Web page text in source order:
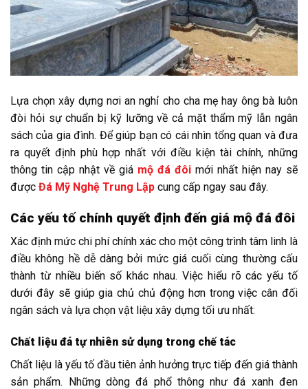
Lựa chọn xây dựng nơi an nghỉ cho cha mẹ hay ông bà luôn
đòi hỏi sự chuẩn bị kỹ lưỡng về cả mặt thẩm mỹ lẫn ngân
sách của gia đình. Để giúp bạn có cái nhìn tổng quan và đưa
ra quyết định phù hợp nhất với điều kiện tài chính, những
thông tin cập nhật về giá mộ đá đôi mới nhất hiện nay sẽ
được Đá Mỹ Nghệ Trung Lập cung cấp ngay sau đây.
Các yếu tố chính quyết định đến giá mộ đá đôi
Xác định mức chi phí chính xác cho một công trình tâm linh là
điều không hề dễ dàng bởi mức giá cuối cùng thường cấu
thành từ nhiều biến số khác nhau. Việc hiểu rõ các yếu tố
dưới đây sẽ giúp gia chủ chủ động hơn trong việc cân đối
ngân sách và lựa chọn vật liệu xây dựng tối ưu nhất:
Chất liệu đá tự nhiên sử dụng trong chế tác
Chất liệu là yếu tố đầu tiên ảnh hưởng trực tiếp đến giá thành
sản phẩm. Những dòng đá phổ thông như đá xanh đen